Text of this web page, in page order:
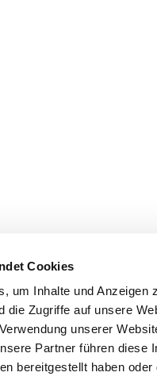
Cookies
um Inhalte und
die Zugriffe auf unsere
unserer
Partner führen
bereitgestellt haben